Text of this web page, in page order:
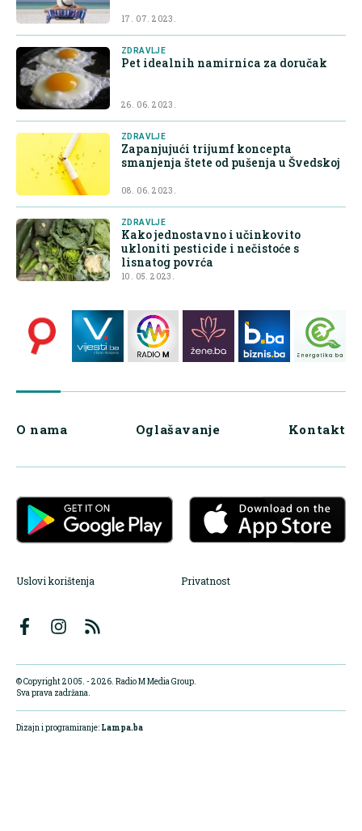
17. 07. 2023.
ZDRAVLJE
Pet idealnih namirnica za doručak
26. 06. 2023.
ZDRAVLJE
Zapanjujući trijumf koncepta
smanjenja štete od pušenja u Švedskoj
08. 06. 2023.
ZDRAVLJE
Kako jednostavno i učinkovito
ukloniti pesticide i nečistoće s
lisnatog povrća
10. 05. 2023.
O nama Oglašavanje Kontakt
Uslovi korištenja Privatnost
© Copyright 2005. - 2026. Radio M Media Group.
Sva prava zadržana.
Dizajn i programiranje: Lampa.ba